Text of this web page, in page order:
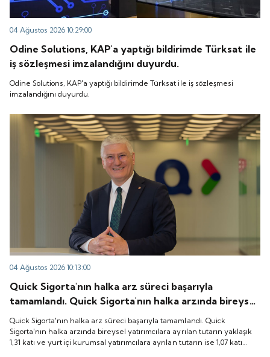
04 Ağustos 2026 10:29:00
Odine Solutions, KAP'a yaptığı bildirimde Türksat ile
iş sözleşmesi imzalandığını duyurdu.
Odine Solutions, KAP'a yaptığı bildirimde Türksat ile iş sözleşmesi
imzalandığını duyurdu.
04 Ağustos 2026 10:13:00
Quick Sigorta'nın halka arz süreci başarıyla
tamamlandı. Quick Sigorta'nın halka arzında bireysel
yatırımcılara ayrılan tutarın yaklaşık 1,31 katı ve yurt
içi kurumsal yatırımcılara ayrılan tutarın ise 1,07 katı
talep geldi. Quick Sigorta, 6 Ağustos 2026 tarihinde
Quick Sigorta'nın halka arz süreci başarıyla tamamlandı. Quick
Sigorta'nın halka arzında bireysel yatırımcılara ayrılan tutarın yaklaşık
1,31 katı ve yurt içi kurumsal yatırımcılara ayrılan tutarın ise 1,07 katı